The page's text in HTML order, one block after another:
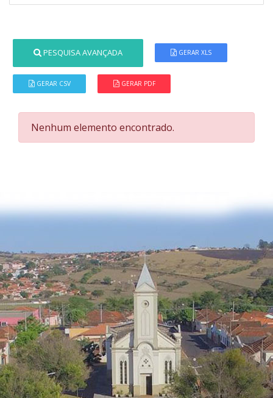
PESQUISA AVANÇADA GERAR XLS
GERAR CSV GERAR PDF
Nenhum elemento encontrado.